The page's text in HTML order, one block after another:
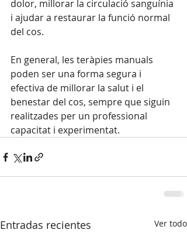
dolor, millorar la circulació sanguínia
i ajudar a restaurar la funció normal
del cos.
En general, les teràpies manuals
poden ser una forma segura i
efectiva de millorar la salut i el
benestar del cos, sempre que siguin
realitzades per un professional
capacitat i experimentat.
Entradas recientes Ver todo